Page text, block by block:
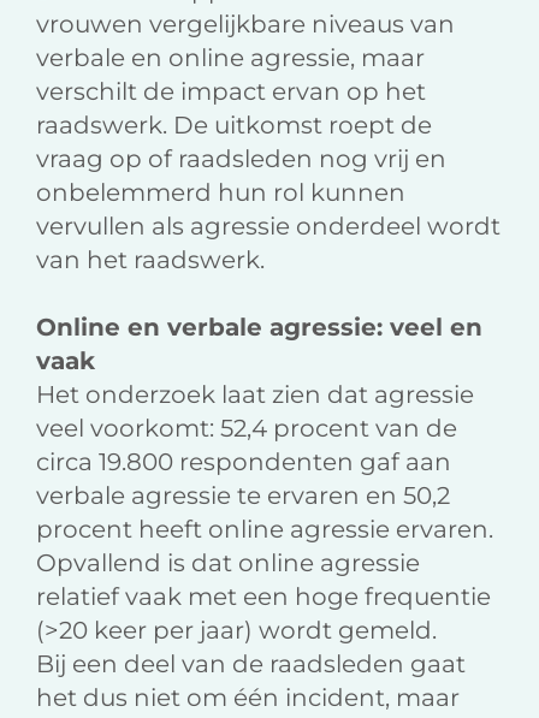
vrouwen vergelijkbare niveaus van
verbale en online agressie, maar
verschilt de impact ervan op het
raadswerk. De uitkomst roept de
vraag op of raadsleden nog vrij en
onbelemmerd hun rol kunnen
vervullen als agressie onderdeel wordt
van het raadswerk.
Online en verbale agressie: veel en
vaak
Het onderzoek laat zien dat agressie
veel voorkomt: 52,4 procent van de
circa 19.800 respondenten gaf aan
verbale agressie te ervaren en 50,2
procent heeft online agressie ervaren.
Opvallend is dat online agressie
relatief vaak met een hoge frequentie
(>20 keer per jaar) wordt gemeld.
Bij een deel van de raadsleden gaat
het dus niet om één incident, maar